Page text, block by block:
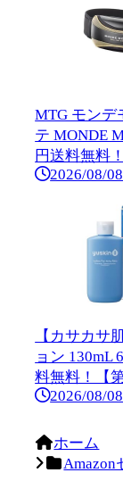
MTG モンデ
テ MONDE
円送料無料！
2026/08/
【カサカサ
ョン 130mL
料無料！【
2026/08/
ホーム
Amazon